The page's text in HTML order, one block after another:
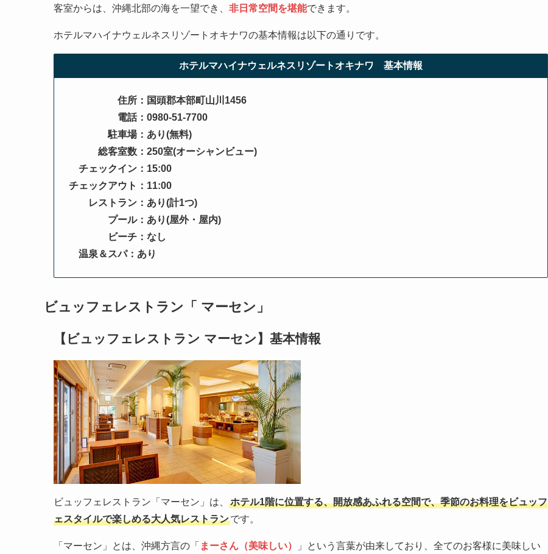
客室からは、沖縄北部の海を一望でき、 非日常空間を堪能できます。
ホテルマハイナウェルネスリゾートオキナワの基本情報は以下の通りです。
ホテルマハイナウェルネスリゾートオキナワ 基本情報
住所：国頭郡本部町山川1456
電話：0980-51-7700
駐車場：あり(無料)
総客室数：250室(オーシャンビュー)
チェックイン：15:00
チェックアウト：11:00
レストラン：あり(計1つ)
プール：あり(屋外・屋内)
ビーチ：なし
温泉＆スパ：あり
ビュッフェレストラン「 マーセン」
【ビュッフェレストラン マーセン】基本情報
ビュッフェレストラン「マーセン」は、
ホテル1階に位置する、開放感あふれる空間で、季節のお料理をビュッフ
ェスタイルで楽しめる大人気レストランです。
「マーセン」とは、沖縄方言の「 まーさん（美味しい）
」という言葉が由来しており、全てのお客様に美味しい